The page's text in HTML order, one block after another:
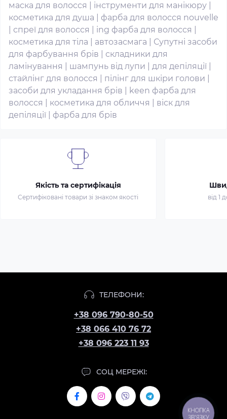
маска для волосся
інструменти для манікюру
косметика для душа
фарба для волосся nouvelle
спреї для волосся ing фарба для волосся
косметика для тіла
автозасмага
Супутні засоби
для фарбування брів
складники для
ламінування
шампунь від лупи для депіляції
стайлінг для волосся
пілінг для шкіри голови
засоби для укладання брів
keen фарба для
волосся
косметика для обличчя
віск для
депіляції
фарба для брів
Якість та сертифікація
Сертифіковані товари зі знаком якості від 1
ТЕЛЕФОНИ:
+38 096 790-80-50
+38 066 410 76 72
+38 096 223 11 93
СОЦ МЕРЕЖІ:
КНОПКА
ЗВ'ЯЗКУ